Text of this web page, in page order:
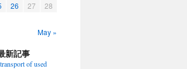
26 27
28
May »
新記事
of used